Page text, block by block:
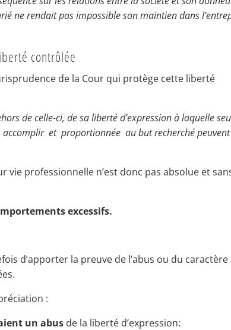
ne rendait pas impossible son maintien dans
contrôlée
de la Cour qui protège cette liberté
de celle-ci, de sa liberté d’expression à laquelle
et proportionnée au but recherché
vie professionnelle n’est donc pas absolue et
excessifs.
d’apporter la preuve de l’abus ou du caractère
:
un abus de la liberté d’expression: